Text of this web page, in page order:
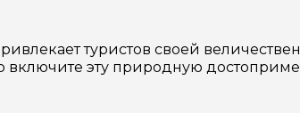
туристов своей
включите эту природную